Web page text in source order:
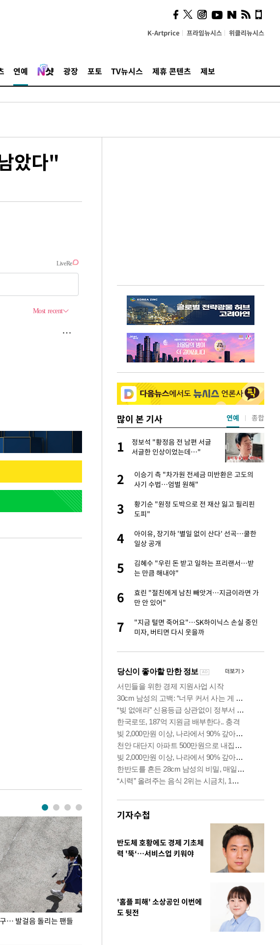
K-Artprice 프라임뉴시스 위클리뉴시스
연예 광장 포토 TV뉴시스 제휴 콘텐츠 제보
았다"
… 발걸음 돌리는 팬들
이 대통령, '청년 대책 속도 높여야…폭염 문제도 입추 코앞인데
많이 본 기사
"황정음 전 남편 서글
인상이었는데…"
수법…엄벌 원해"
순 "원정 도박으로 전 재산 잃고 필리핀
1
정보석 "황정음 전 남편 서글
서글한 인상이었는데…"
2
이승기 측 "차가원 전세금 미반환은 고도의
사기 수법…엄벌 원해"
3
황기순 "원정 도박으로 전 재산 잃고 필리핀
도피"
4
아이유, 장기하 '별일 없이 산다' 선곡…쿨한
일상 공개
5
김혜수 "우린 돈 받고 일하는 프리랜서…받
는 만큼 해내야"
6
효린 "절친에게 남친 빼앗겨…지금이라면 가
만 안 있어"
7
"지금 털면 죽어요"…SK하이닉스 손실 중인
미자, 버티면 다시 웃을까
연예 종합
기자수첩
반도체 호황에도 경제 기초체
력 '뚝‘…서비스업 키워야
'홈플 피해' 소상공인 이번에
도 뒷전